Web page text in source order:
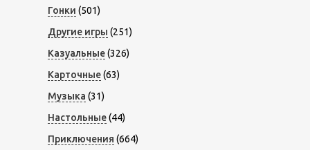
Гонки (501)
Другие игры (251)
Казуальные(326)
Карточные(63)
Музыка (31)
Настольные(44)
Приключения (664)